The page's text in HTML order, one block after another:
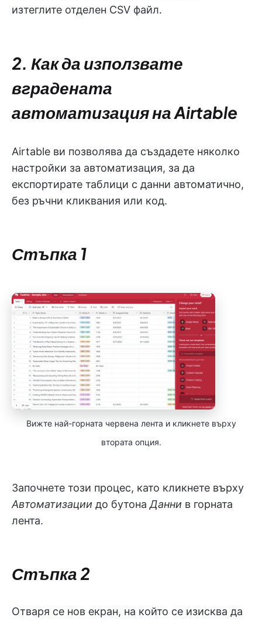
изтеглите отделен CSV файл.
2. Как да използвате
вградената
автоматизация на Airtable
Airtable ви позволява да създадете няколко
настройки за автоматизация, за да
експортирате таблици с данни автоматично,
без ръчни кликвания или код.
Стъпка 1
Вижте най-горната червена лента и кликнете върху
втората опция.
Започнете този процес, като кликнете върху
Автоматизации до бутона Данни в горната
лента.
Стъпка 2
Отваря се нов екран, на който се изисква да